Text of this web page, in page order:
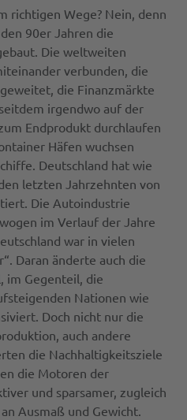
richtigen Wege? Nein, denn
90er Jahren die
Die weltweiten
verbunden, die
die Finanzmärkte
irgendwo auf der
Endprodukt durchlaufen
Häfen wuchsen
Deutschland hat wie
letzten Jahrzehnten von
Die Autoindustrie
im Verlauf der Jahre
war in vielen
Daran änderte auch die
im Gegenteil, die
Nationen wie
Doch nicht nur die
auch andere
die Nachhaltigkeitsziele
die Motoren der
und sparsamer, zugleich
Ausmaß und Gewicht.